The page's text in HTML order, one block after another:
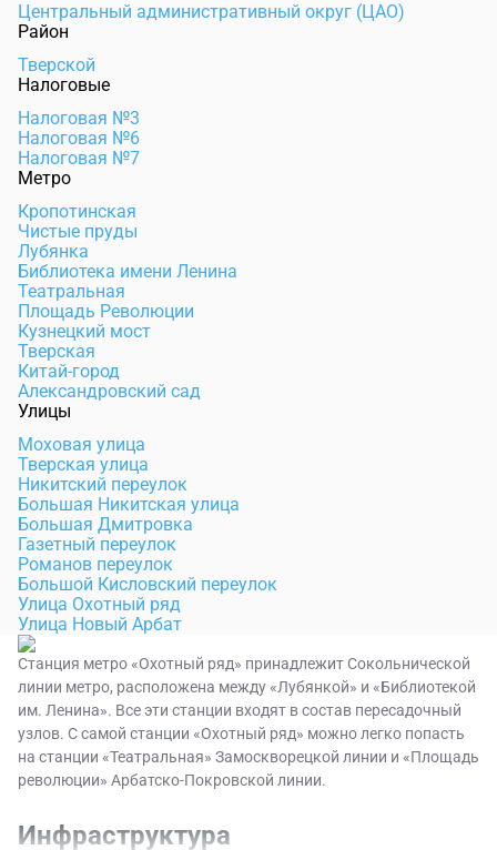
Центральный административный округ (ЦАО)
Район
Тверской
Налоговые
Налоговая №3
Налоговая №6
Налоговая №7
Метро
Кропотинская
Чистые пруды
Лубянка
Библиотека имени Ленина
Театральная
Площадь Революции
Кузнецкий мост
Тверская
Китай-город
Александровский сад
Улицы
Моховая улица
Тверская улица
Никитский переулок
Большая Никитская улица
Большая Дмитровка
Газетный переулок
Романов переулок
Большой Кисловский переулок
Улица Охотный ряд
Улица Новый Арбат
Станция метро «Охотный ряд» принадлежит Сокольнической
линии метро, расположена между «Лубянкой» и «Библиотекой
им. Ленина». Все эти станции входят в состав пересадочный
узлов. С самой станции «Охотный ряд» можно легко попасть
на станции «Театральная» Замоскворецкой линии и «Площадь
революции» Арбатско-Покровской линии.
Инфраструктура